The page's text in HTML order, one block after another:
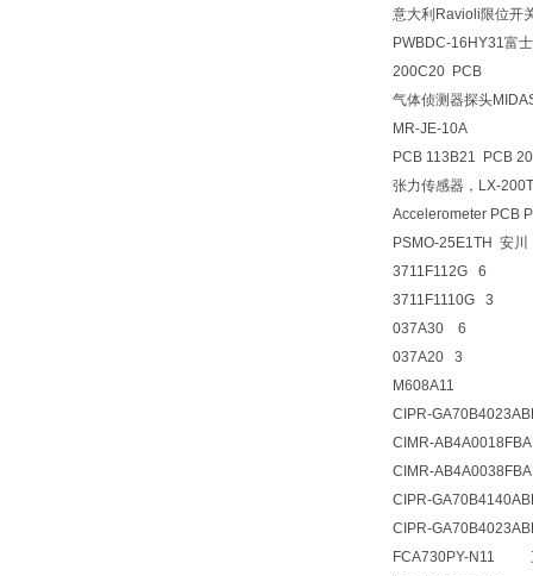
意大利Ravioli限位开
PWBDC-16HY31富
200C20 PCB
气体侦测器探头
MR-JE-10A
PCB 113B21 PCB
张力传感器，LX-
Accelerometer PCB
PSMO-25E1TH 安
3711F112G 6
3711F1110G 3
037A30 6
037A20 3
M608A11
CIPR-
CIMR-
CIMR-
CIPR-
CIPR-
FCA730PY-N11